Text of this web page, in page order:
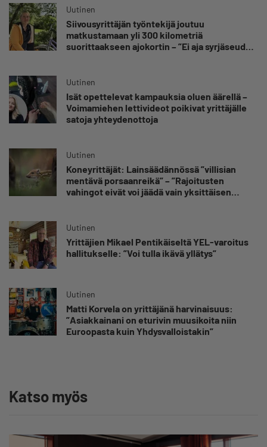
Uutinen
Siivousyrittäjän työntekijä joutuu
matkustamaan yli 300 kilometriä
suorittaakseen ajokortin – ”Ei aja syrjäseudun
Uutinen
Isät opettelevat kampauksia oluen äärellä –
Voimamiehen lettivideot poikivat yrittäjälle
satoja yhteydenottoja
Uutinen
Koneyrittäjät: Lainsäädännössä ”villisian
mentävä porsaanreikä” – ”Rajoitusten
vahingot eivät voi jäädä vain yksittäisen
Uutinen
Yrittäjien Mikael Pentikäiseltä YEL-varoitus
hallitukselle: ”Voi tulla ikävä yllätys”
Uutinen
Matti Korvela on yrittäjänä harvinaisuus:
”Asiakkainani on eturivin muusikoita niin
Euroopasta kuin Yhdysvalloistakin”
Katso myös